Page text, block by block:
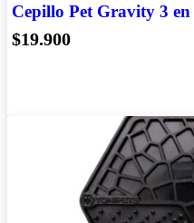
Cepillo Pet Gravity 3
$19.900